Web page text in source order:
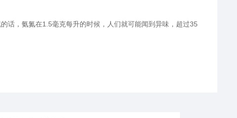
话，氨氮在1.5毫克每升的时候，人们就可能闻到异味，超过35